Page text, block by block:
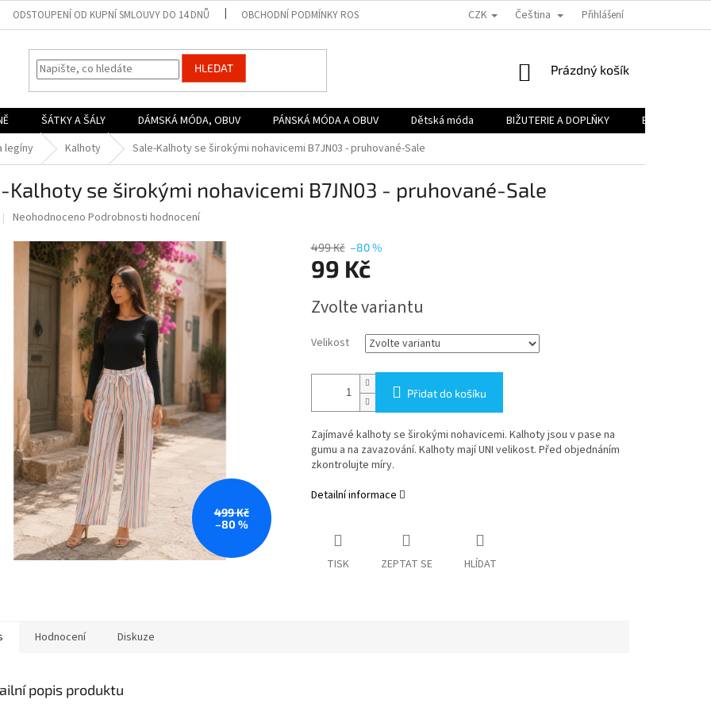
ODSTOUPENÍ OD KUPNÍ SMLOUVY DO 14 DNŮ OBCHODNÍ PODMÍNKY ROSH A.S. PODMÍNKY OCHRANY OSOBNÍCH ÚDAJŮ OBJEMOVÉ SLEVY
CZK Čeština Přihlášení
HLEDAT
NÁKUPNÍ
Prázdný košík
ŠÁTKY A ŠÁLY DÁMSKÁ MÓDA, OBUV PÁNSKÁ MÓDA A OBUV Dětská móda BIŽUTERIE A DOPLŇKY
BAZAR 🔥
legíny Kalhoty Sale-Kalhoty se širokými nohavicemi B7JN03 - pruhované-Sale
Kalhoty se širokými nohavicemi B7JN03 - pruhované-Sale
Průměrné
produktu
hvězdiček.
Neohodnoceno Podrobnosti hodnocení
499 Kč
–80 %
499 Kč –80 %
99 Kč
cena:
Zvolte variantu
Velikost
Přidat do košíku
Zajímavé kalhoty se širokými nohavicemi. Kalhoty jsou v pase na
gumu a na zavazování. Kalhoty mají UNI velikost. Před objednáním
zkontrolujte míry.
Detailní informace
TISK ZEPTAT SE HLÍDAT
Hodnocení Diskuze
popis produktu